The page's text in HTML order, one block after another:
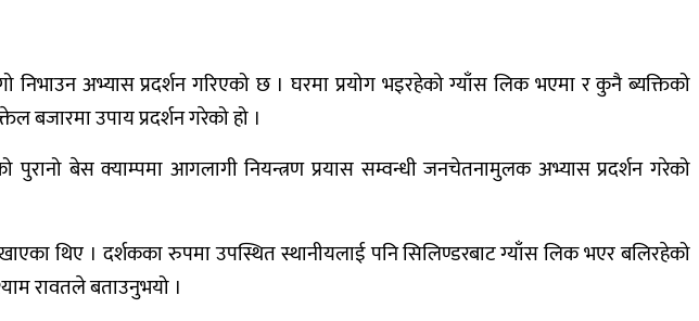
अभ्यास प्रदर्शन गरिएको छ । घरमा प्रयोग भइरहेको ग्याँस लिक भएमा र कुनै ब्यक्तिको
बजारमा उपाय प्रदर्शन गरेको हो ।
बेस क्याम्पमा आगलागी नियन्त्रण प्रयास सम्वन्धी जनचेतनामुलक अभ्यास प्रदर्शन गरेको
थिए । दर्शकका रुपमा उपस्थित स्थानीयलाई पनि सिलिण्डरबाट ग्याँस लिक भएर बलिरहेको
रावतले बताउनुभयो ।